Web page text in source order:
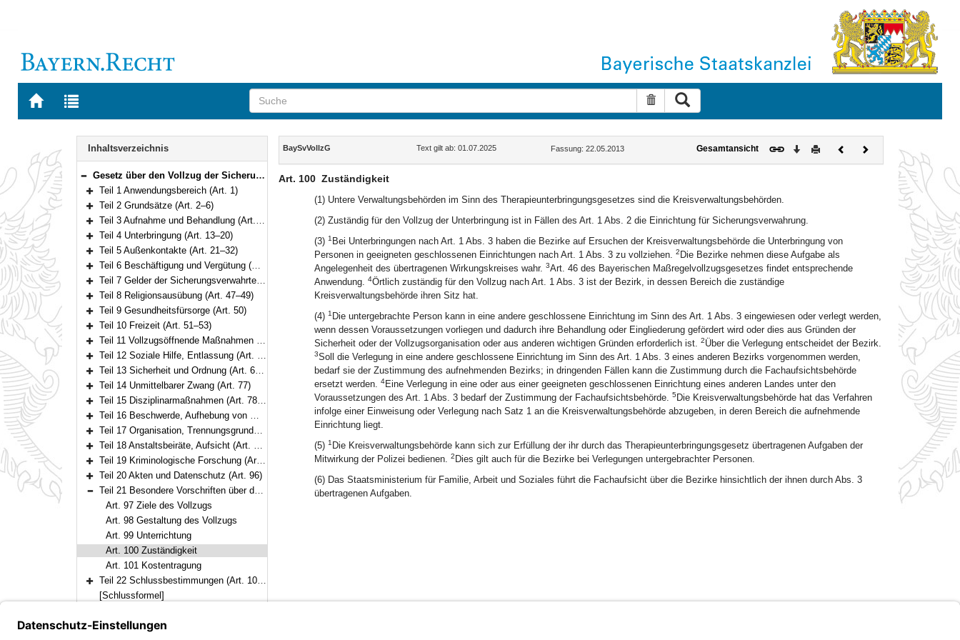
Zur
BAYERN.RECHT
Zur
letzten
Suche zurücksetzen
Navigation
Inhaltsverzeichnis
Bereich reduzieren
Gesetz über den Vollzug der Sicherungsverwahrung und der Therapieunterbringung (Bayerisches Sicherungsverwahrungsvollzugsgesetz – BaySvVollzG) Vom 22. Mai 2013 (GVBl. S. 275) BayRS 312-0-J (Art. 1–104)
Bereich erweitern
Teil 1 Anwendungsbereich (Art. 1)
Bereich erweitern
Teil 2 Grundsätze (Art. 2–6)
Bereich erweitern
Teil 3 Aufnahme und Behandlung (Art. 7–12)
Bereich erweitern
Teil 4 Unterbringung (Art. 13–20)
Bereich erweitern
Teil 5 Außenkontakte (Art. 21–32)
Bereich erweitern
Teil 6 Beschäftigung und Vergütung (Art. 33–39)
Bereich erweitern
Teil 7 Gelder der Sicherungsverwahrten, Kostenbeteiligung (Art. 40–46)
Bereich erweitern
Teil 8 Religionsausübung (Art. 47–49)
Bereich erweitern
Teil 9 Gesundheitsfürsorge (Art. 50)
Bereich erweitern
Teil 10 Freizeit (Art. 51–53)
Bereich erweitern
Teil 11 Vollzugsöffnende Maßnahmen (Art. 54–58)
Bereich erweitern
Teil 12 Soziale Hilfe, Entlassung (Art. 59–66)
Bereich erweitern
Teil 13 Sicherheit und Ordnung (Art. 67–76)
Bereich erweitern
Teil 14 Unmittelbarer Zwang (Art. 77)
Bereich erweitern
Teil 15 Disziplinarmaßnahmen (Art. 78–81)
Bereich erweitern
Teil 16 Beschwerde, Aufhebung von Maßnahmen und Mitverantwortung (Art. 82–83)
Bereich erweitern
Teil 17 Organisation, Trennungsgrundsätze (Art. 84–91)
Bereich erweitern
Teil 18 Anstaltsbeiräte, Aufsicht (Art. 92–94)
Bereich erweitern
Teil 19 Kriminologische Forschung (Art. 95)
Bereich erweitern
Teil 20 Akten und Datenschutz (Art. 96)
Bereich reduzieren
Teil 21 Besondere Vorschriften über den Vollzug der Therapieunterbringung (Art. 97–101)
Art. 97 Ziele des Vollzugs
Art. 98 Gestaltung des Vollzugs
Art. 99 Unterrichtung
Art. 100 Zuständigkeit
Art. 101 Kostentragung
Bereich erweitern
Teil 22 Schlussbestimmungen (Art. 102–104)
[Schlussformel]
Inhalt
BaySvVollzG Text gilt ab: 01.07.2025 Fassung: 22.05.2013 Gesamtansicht Download
DruckenVorherigesNächstes
Dokument
Art. 100 Zuständigkeit
(1) Untere Verwaltungsbehörden im Sinn des Therapieunterbringungsgesetzes sind die Kreisverwaltungsbehörden.
(2) Zuständig für den Vollzug der Unterbringung ist in Fällen des Art. 1 Abs. 2 die Einrichtung für Sicherungsverwahrung.
(3) 1 Bei Unterbringungen nach Art. 1 Abs. 3 haben die Bezirke auf Ersuchen der Kreisverwaltungsbehörde die Unterbringung von
Personen in geeigneten geschlossenen Einrichtungen nach Art. 1 Abs. 3 zu vollziehen. 2 Die Bezirke nehmen diese Aufgabe als
Angelegenheit des übertragenen Wirkungskreises wahr. 3Art. 46 des Bayerischen Maßregelvollzugsgesetzes findet entsprechende
Anwendung. 4Örtlich zuständig für den Vollzug nach Art. 1 Abs. 3 ist der Bezirk, in dessen Bereich die zuständige
Kreisverwaltungsbehörde ihren Sitz hat.
(4) 1 Die untergebrachte Person kann in eine andere geschlossene Einrichtung im Sinn des Art. 1 Abs. 3 eingewiesen oder verlegt werden,
wenn dessen Voraussetzungen vorliegen und dadurch ihre Behandlung oder Eingliederung gefördert wird oder dies aus Gründen der
Sicherheit oder der Vollzugsorganisation oder aus anderen wichtigen Gründen erforderlich ist. 2Über die Verlegung entscheidet der Bezirk.
3Soll die Verlegung in eine andere geschlossene Einrichtung im Sinn des Art. 1 Abs. 3 eines anderen Bezirks vorgenommen werden,
bedarf sie der Zustimmung des aufnehmenden Bezirks; in dringenden Fällen kann die Zustimmung durch die Fachaufsichtsbehörde
ersetzt werden. 4Eine Verlegung in eine oder aus einer geeigneten geschlossenen Einrichtung eines anderen Landes unter den
Voraussetzungen des Art. 1 Abs. 3 bedarf der Zustimmung der Fachaufsichtsbehörde. 5 Die Kreisverwaltungsbehörde hat das Verfahren
infolge einer Einweisung oder Verlegung nach Satz 1 an die Kreisverwaltungsbehörde abzugeben, in deren Bereich die aufnehmende
Einrichtung liegt.
(5) 1 Die Kreisverwaltungsbehörde kann sich zur Erfüllung der ihr durch das Therapieunterbringungsgesetz übertragenen Aufgaben der
Mitwirkung der Polizei bedienen. 2 Dies gilt auch für die Bezirke bei Verlegungen untergebrachter Personen.
(6) Das Staatsministerium für Familie, Arbeit und Soziales führt die Fachaufsicht über die Bezirke hinsichtlich der ihnen durch Abs. 3
übertragenen Aufgaben.